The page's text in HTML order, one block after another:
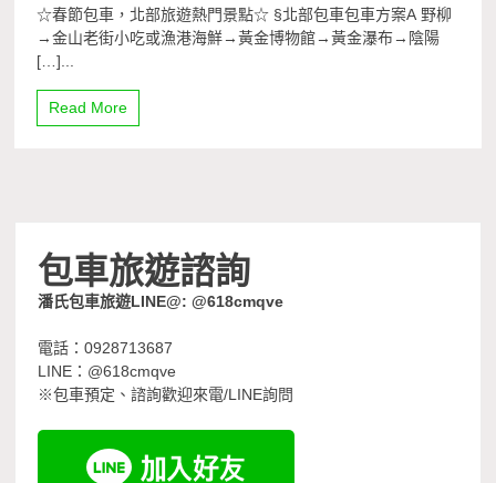
☆春節包車，北部旅遊熱門景點☆ §北部包車包車方案A 野柳
→金山老街小吃或漁港海鮮→黃金博物館→黃金瀑布→陰陽
[…]...
Read More
包車旅遊諮詢
潘氏包車旅遊LINE@: @618cmqve
電話：0928713687
LINE：@618cmqve
※包車預定、諮詢歡迎來電/LINE詢問